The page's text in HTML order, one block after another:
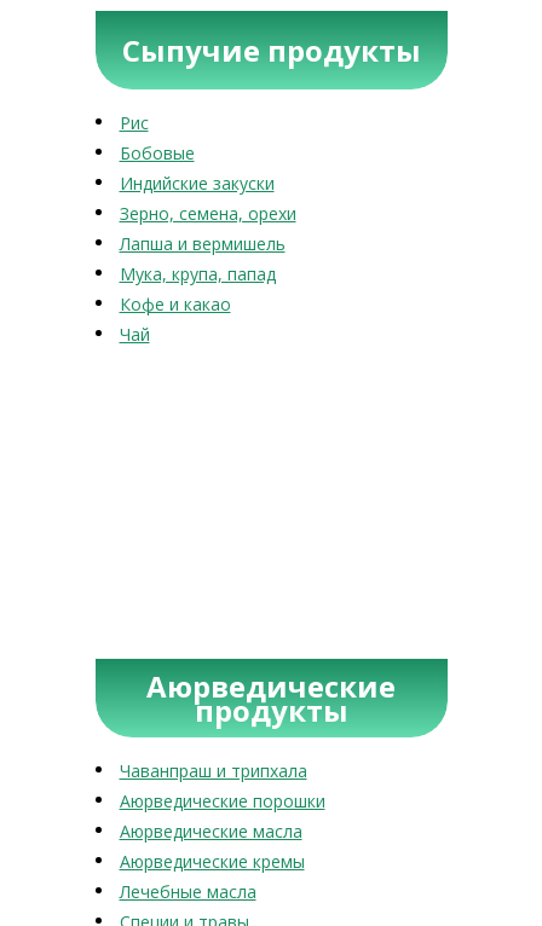
Сыпучие продукты
Рис
Бобовые
Индийские закуски
Зерно, семена, орехи
Лапша и вермишель
Мука, крупа, папад
Кофе и какао
Чай
Аюрведические
продукты
Чаванпраш и трипхала
Аюрведические порошки
Аюрведические масла
Аюрведические кремы
Лечебные масла